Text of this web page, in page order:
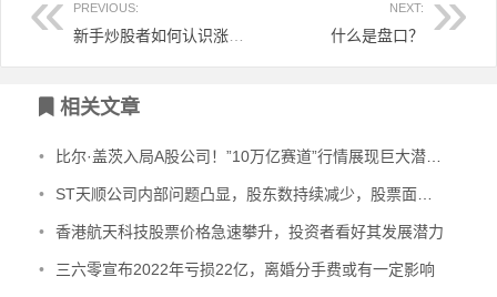
PREVIOUS: NEXT:
什么是盘口？
文章导航
相关文章
• 比尔·盖茨入局A股公司！”10万亿赛道”行情展现巨大潜力？
• ST天顺公司内部问题凸显，股东数持续减少，股票面临风险警示
• 香港航天科技股票价格急速攀升，投资者看好其发展潜力
• 三六零宣布2022年亏损22亿，离婚分手费或有一定影响